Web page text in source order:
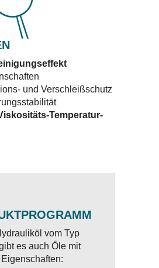
und Verschleißschutz
Temperatur-
vom Typ
es auch Öle mit